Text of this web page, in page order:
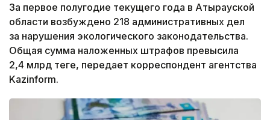
За первое полугодие текущего года в Атырауской
области возбуждено 218 административных дел
за нарушения экологического законодательства.
Общая сумма наложенных штрафов превысила
2,4 млрд теңге, передает корреспондент агентства
Kazinform.